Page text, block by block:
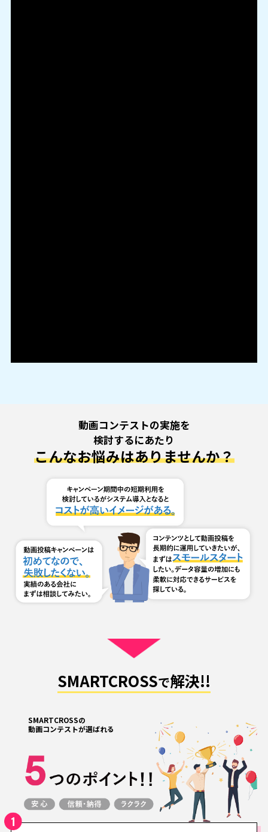
動画コンテストの実施を
検討するにあたり
こんなお悩みはありませんか？
SMARTCROSSで解決!!
SMARTCROSSの
動画コンテストが選ばれる